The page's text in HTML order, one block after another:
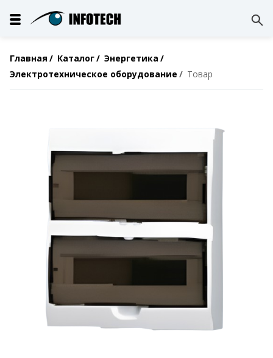
Главная Каталог
Энергетика
Электротехническое оборудование
Товар